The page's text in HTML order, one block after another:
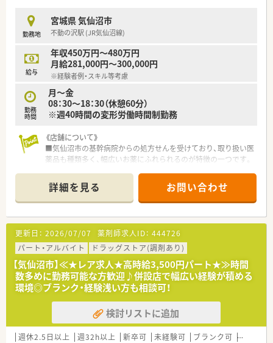
す。
≪こんな方におススメ≫
・在宅に携わりたい方
・薬剤師としてのステップアップを目指したい方
勤務地
宮城県 気仙沼市
不動の沢駅 (JR気仙沼線)
給与
年収450万円～480万円
月給281,000円～300,000円
※経験者例・スキル等考慮
勤務
時間
月～金
08：30～18：30（休憩60分）
※週40時間の変形労働時間制勤務
《店舗について》
■気仙沼市の基幹病院からの処方せんを受けており、取り扱い医
薬品も種類多く、幅広いお薬にふれられるのが特徴の一つです。
気の店舗です。
《こんな会社です》
■全国に100店舗以上（グループ含む）調剤薬局を展開している
宮城県本社の総合商社。東証1部上場です。
企業の安定性は抜群ですので、長く安心して勤務できます。
■地域貢献活動にも力を入れており、美術館、水族館の運営、仙
台に本拠地を構えるプロ野球チームのオフィシャルスポンサー
を担う企業です。
■従業員が全体で約5,000人おり、家族等関係者を含めると実質
10,000人規模の大企業。
社会的信用も厚い会社のため、従業員にとってアドバンテージ
が大きいです。
■監査システムなどの機械化が進んでいる店舗も多い為、調剤過
誤件数なども非常に少ないのも特徴です。
詳細を見る お問い合わせ
更新日： 2026/07/07 薬剤師求人ID： 444726
パート・アルバイト
ドラッグストア(調剤あり)
【気仙沼市】≪★レア求人★高時給3,500円パート★≫時間
数多めに勤務可能な方歓迎♪併設店で幅広い経験が積める
環境◎ブランク・経験浅い方も相談可！
検討リストに追加
週休2.5日以上 週32h以上 新卒可 未経験可 ブランク可 Ｗワー